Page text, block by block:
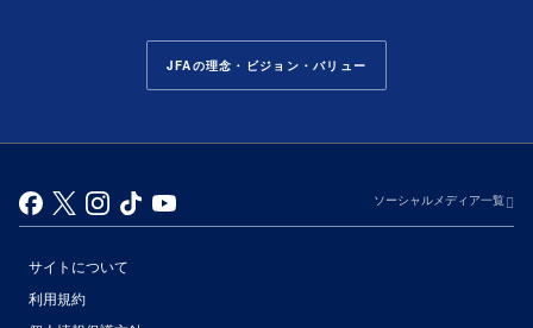
JFAの理念・ビジョン・バリュー
ソーシャルメディア一覧
サイトについて
利用規約